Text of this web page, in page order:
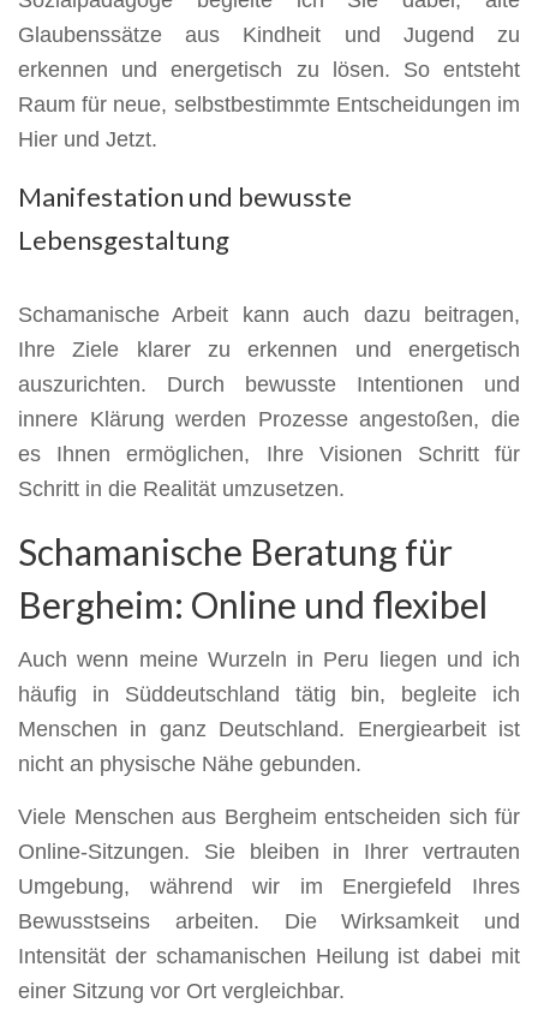
Glaubenssätze aus Kindheit und Jugend zu
erkennen und energetisch zu lösen. So entsteht
Raum für neue, selbstbestimmte Entscheidungen im
Hier und Jetzt.
Manifestation und bewusste
Lebensgestaltung
Schamanische Arbeit kann auch dazu beitragen,
Ihre Ziele klarer zu erkennen und energetisch
auszurichten. Durch bewusste Intentionen und
innere Klärung werden Prozesse angestoßen, die
es Ihnen ermöglichen, Ihre Visionen Schritt für
Schritt in die Realität umzusetzen.
Schamanische Beratung für
Bergheim: Online und flexibel
Auch wenn meine Wurzeln in Peru liegen und ich
häufig in Süddeutschland tätig bin, begleite ich
Menschen in ganz Deutschland. Energiearbeit ist
nicht an physische Nähe gebunden.
Viele Menschen aus Bergheim entscheiden sich für
Online-Sitzungen. Sie bleiben in Ihrer vertrauten
Umgebung, während wir im Energiefeld Ihres
Bewusstseins arbeiten. Die Wirksamkeit und
Intensität der schamanischen Heilung ist dabei mit
einer Sitzung vor Ort vergleichbar.